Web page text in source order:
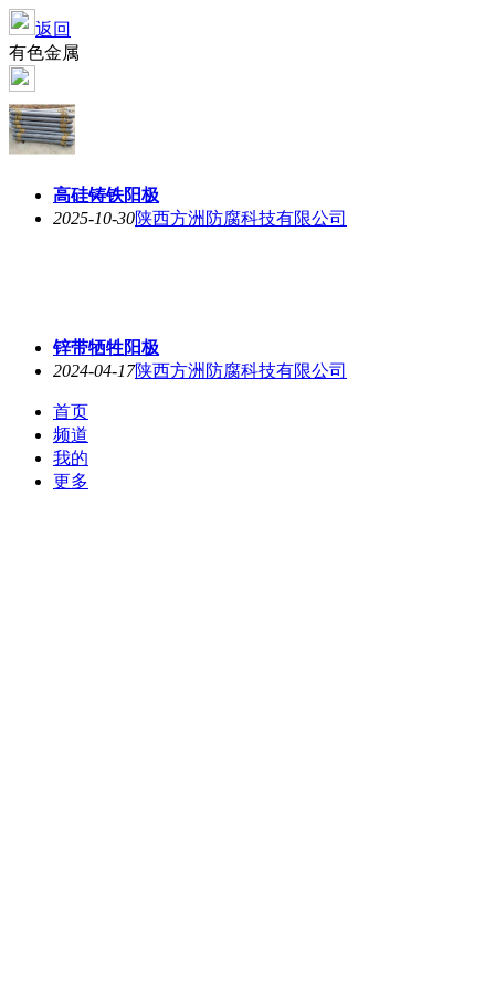
返回
有色金属
高硅铸铁阳极
2025-10-30陕西方洲防腐科技有限公司
锌带牺牲阳极
2024-04-17陕西方洲防腐科技有限公司
首页
频道
我的
更多